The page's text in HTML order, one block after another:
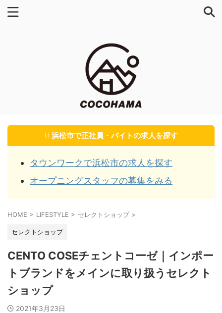
浜松市で正社員・バイトの求人を探す
タウンワークで浜松市の求人を探す
オープニングスタッフの募集をみる
HOME > LIFESTYLE > セレクトショップ >
セレクトショップ
CENTO COSEチェントコーゼ｜インポー
トブランドをメインに取り扱うセレクト
ショップ
2021年3月23日